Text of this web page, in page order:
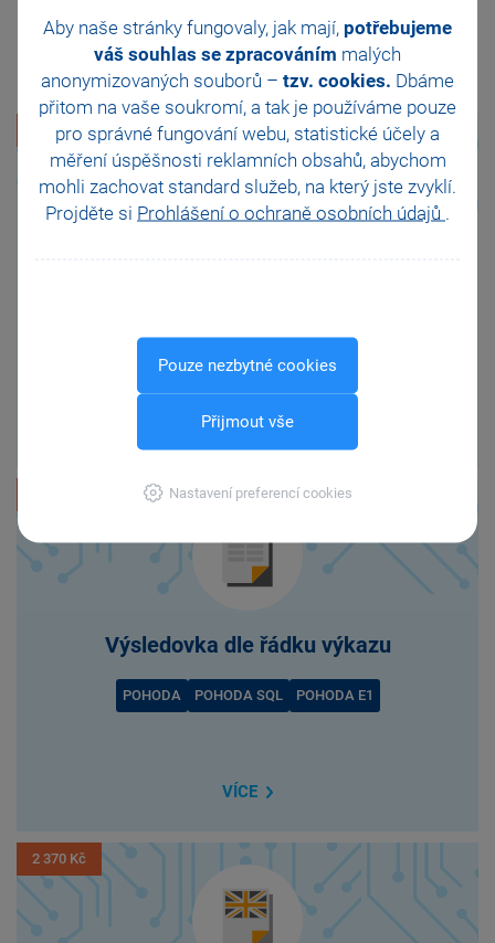
Aby naše stránky fungovaly, jak mají, potřebujeme
váš souhlas se zpracováním malých
anonymizovaných souborů – tzv. cookies. Dbáme
přitom na vaše soukromí, a tak je používáme pouze
pro správné fungování webu, statistické účely a
měření úspěšnosti reklamních obsahů, abychom
mohli zachovat standard služeb, na který jste zvyklí.
Projděte si Prohlášení o ochraně osobních údajů .
Pouze nezbytné cookies
Přijmout vše
Nastavení preferencí cookies
Mohlo by se vám ještě hodit
1 580 Kč
VÍCE
Výsledovka dle řádku výkazu
POHODA POHODA SQL POHODA E1
VÍCE
2 370 Kč